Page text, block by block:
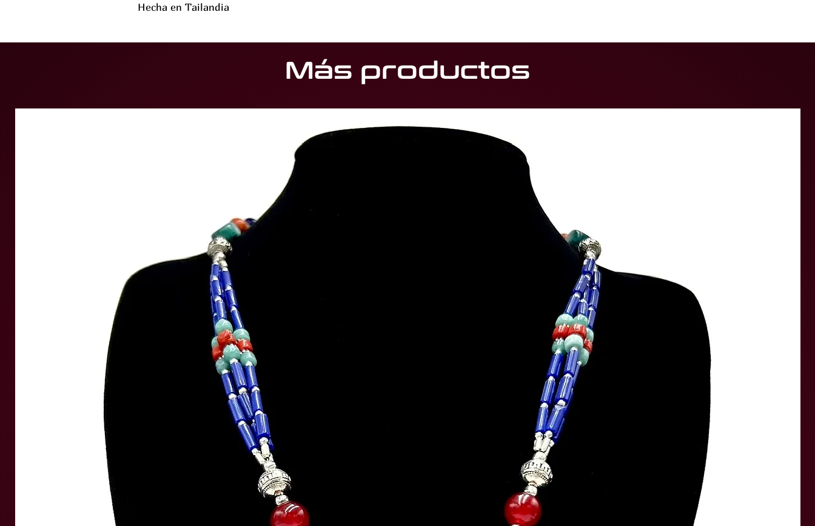
Hecha en Tailandia
Más productos